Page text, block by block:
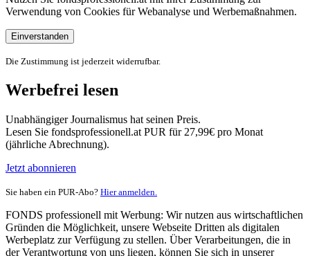
Verwendung von Cookies für Webanalyse und Werbemaßnahmen.
Einverstanden
Die Zustimmung ist jederzeit widerrufbar.
Werbefrei lesen
Unabhängiger Journalismus hat seinen Preis.
Lesen Sie fondsprofessionell.at PUR für 27,99€ pro Monat
(jährliche Abrechnung).
Jetzt abonnieren
Sie haben ein PUR-Abo? Hier anmelden.
FONDS professionell mit Werbung: Wir nutzen aus wirtschaftlichen
Gründen die Möglichkeit, unsere Webseite Dritten als digitalen
Werbeplatz zur Verfügung zu stellen. Über Verarbeitungen, die in
der Verantwortung von uns liegen, können Sie sich in unserer